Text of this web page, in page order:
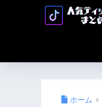
ホーム